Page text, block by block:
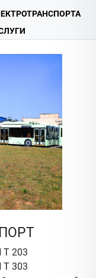
Т 203
Т 303